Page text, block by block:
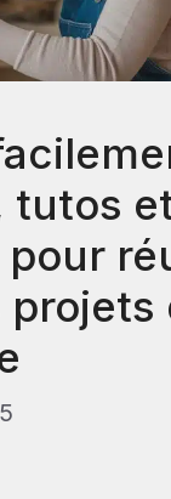
tutos